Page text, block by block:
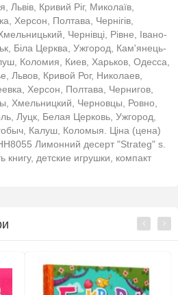
Львів, Кривий Ріг, Миколаїв,
Херсон, Полтава, Чернігів,
Чернівці, Рівне, Івано-
Біла Церква, Ужгород, Кам'янець-
Коломия, Киев, Харьков, Одесса,
Львов, Кривой Рог, Николаев,
Херсон, Полтава, Чернигов,
Хмельницкий, Черновцы, Ровно,
Луцк, Белая Церковь, Ужгород,
Калуш, Коломыя. Ціна (цена)
Лимонний десерт "Strateg" s.
книгу, детские игрушки, компакт